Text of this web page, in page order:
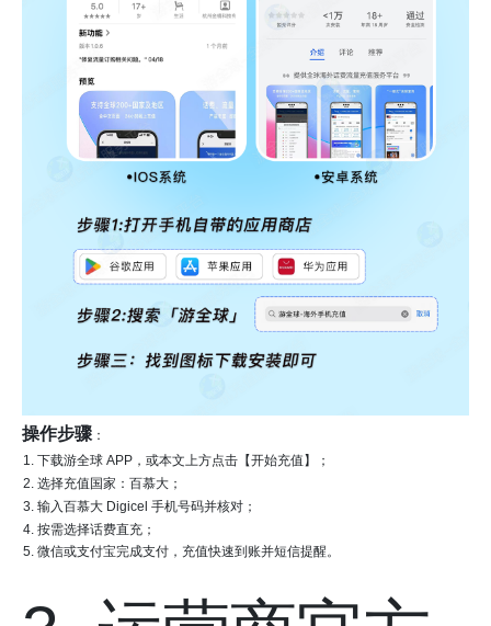
操作步骤 ：
下载游全球 APP，或本文上方点击【开始充值】；
选择充值国家：百慕大；
输入百慕大 Digicel 手机号码并核对；
按需选择话费直充；
微信或支付宝完成支付，充值快速到账并短信提醒。